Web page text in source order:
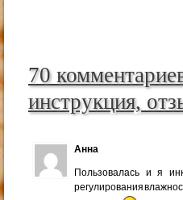
70
инструкция,
Анна
Пользовалась и я
регулирования